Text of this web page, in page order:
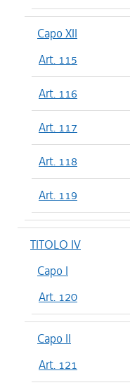
Capo XII
Art. 115
Art. 116
Art. 117
Art. 118
Art. 119
TITOLO IV
Capo I
Art. 120
Capo II
Art. 121